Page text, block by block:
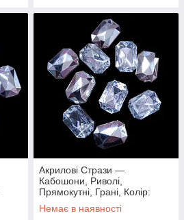
Акрилові Стрази —
Кабошони, Риволі,
Прямокутні, Грані, Колір:
Прозорий, 18х13х5мм, (10
шт.)
Немає в наявності